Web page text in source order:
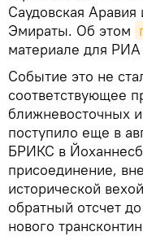
Саудовская
Эмираты. Об этом
материале для
Событие это не
соответствующее
ближневосточных
поступило еще в
БРИКС в
присоединение,
исторической
обратный отсчет
нового